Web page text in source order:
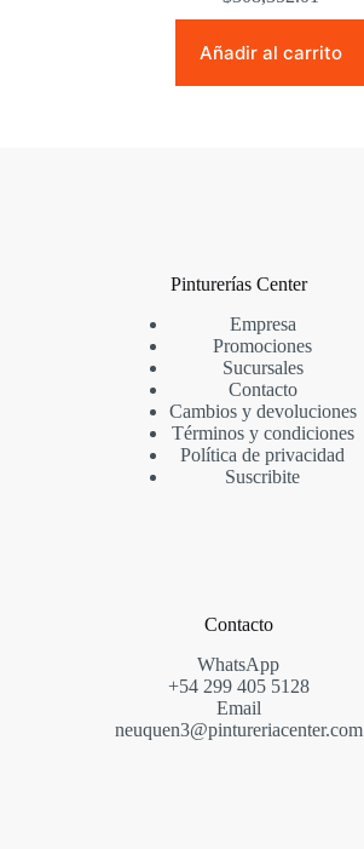
Añadir al carrito
Pinturerías Center
Empresa
Promociones
Sucursales
Contacto
Cambios y devoluciones
Términos y condiciones
Política de privacidad
Suscribite
Contacto
WhatsApp
+54 299 405 5128
Email
neuquen3@pintureriacenter.com